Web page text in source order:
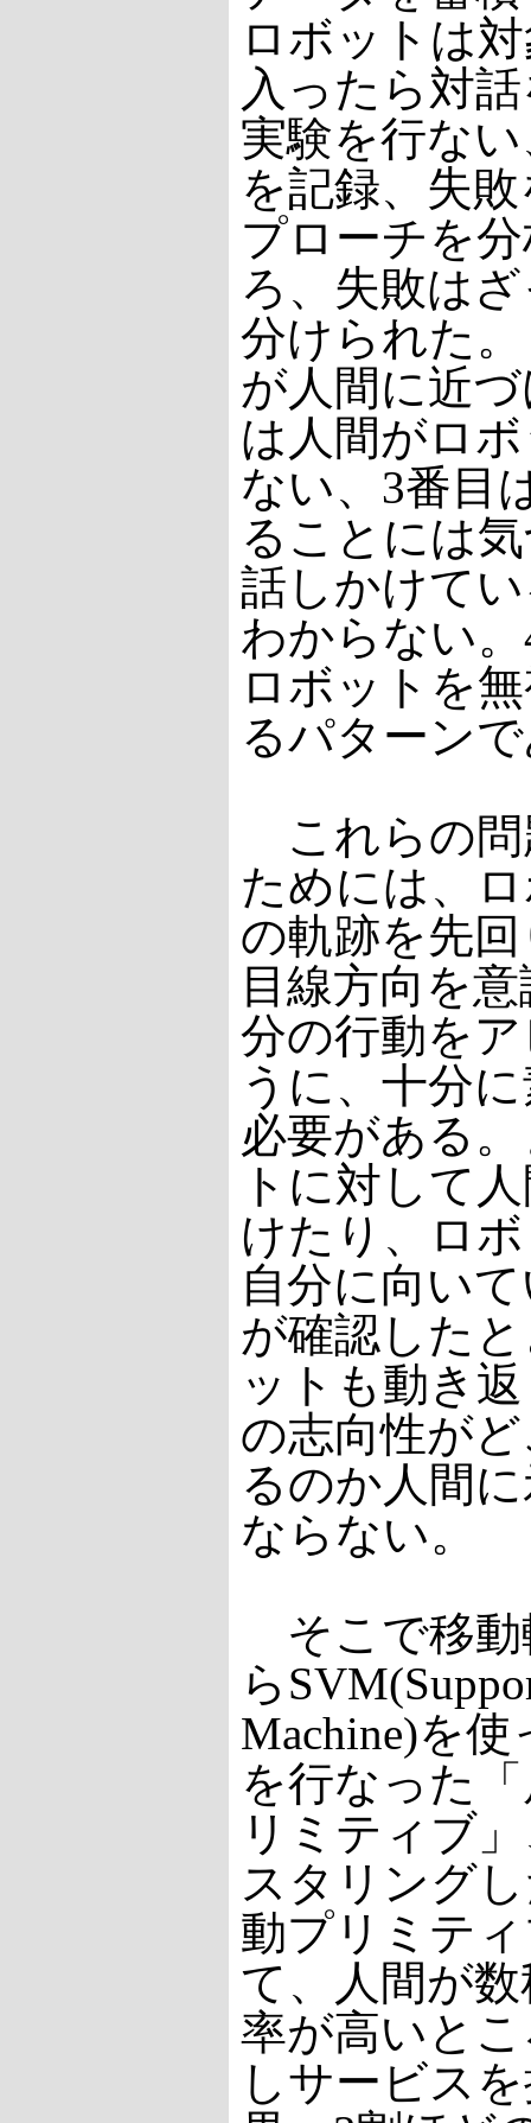
ロボットは
入ったら対
実験を行な
を記録、失
プローチを
ろ、失敗は
分けられた
が人間に近
は人間がロ
ない、3番目
ることには
話しかけて
わからない
ロボットを
るパターン
これらの問
ためには、
の軌跡を先
目線方向を
分の行動を
うに、十分
必要がある
トに対して
けたり、ロ
自分に向い
が確認した
ットも動き
の志向性が
るのか人間
ならない。
そこで移動
ら
Machine)を
を行なった
リミティブ
スタリング
動プリミテ
て、人間が
率が高いと
しサービス